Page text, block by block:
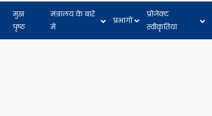
मुख
पृष्ठ
मंत्रालय के बारे
में
प्रभागों
प्रोजेक्ट
स्वीकृतियां